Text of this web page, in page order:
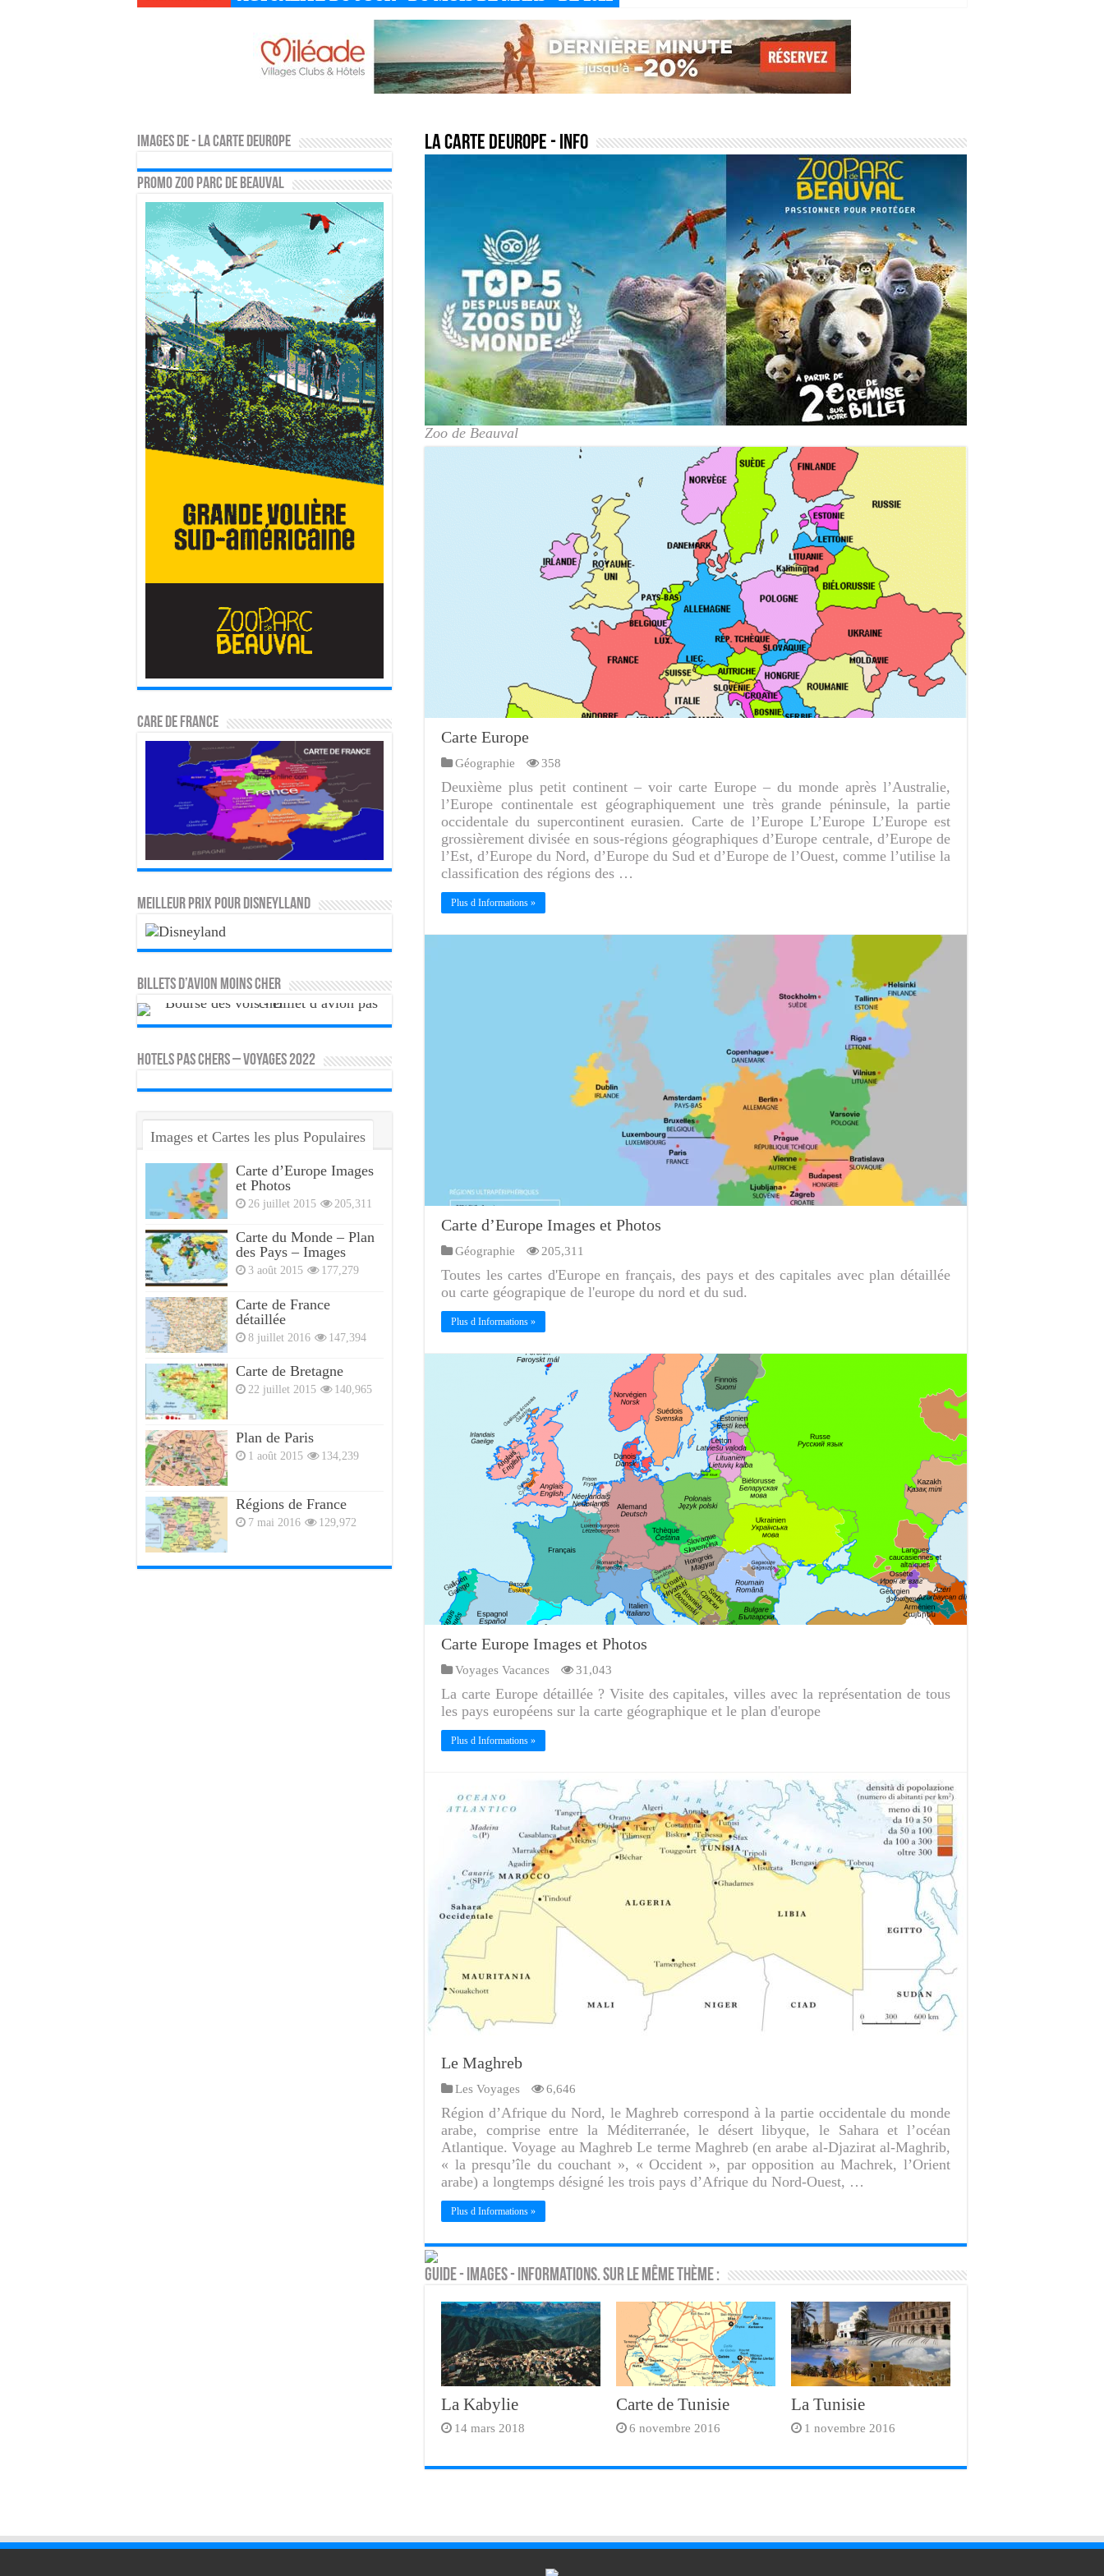
la carte deurope - Info
Zoo de Beauval
Carte Europe
Géographie 358
Deuxième plus petit continent – voir carte Europe – du monde après l’Australie,
l’Europe continentale est géographiquement une très grande péninsule, la partie
occidentale du supercontinent eurasien. Carte de l’Europe L’Europe L’Europe est
grossièrement divisée en sous-régions géographiques d’Europe centrale, d’Europe de
l’Est, d’Europe du Nord, d’Europe du Sud et d’Europe de l’Ouest, comme l’utilise la
classification des régions des …
Plus d Informations »
Carte d’Europe Images et Photos
Géographie 205,311
Toutes les cartes d'Europe en français, des pays et des capitales avec plan détaillée
ou carte géograpique de l'europe du nord et du sud.
Plus d Informations »
Carte Europe Images et Photos
Voyages Vacances 31,043
La carte Europe détaillée ? Visite des capitales, villes avec la représentation de tous
les pays européens sur la carte géographique et le plan d'europe
Plus d Informations »
Le Maghreb
Les Voyages 6,646
Région d’Afrique du Nord, le Maghreb correspond à la partie occidentale du monde
arabe, comprise entre la Méditerranée, le désert libyque, le Sahara et l’océan
Atlantique. Voyage au Maghreb Le terme Maghreb (en arabe al-Djazirat al-Maghrib,
« la presqu’île du couchant », « Occident », par opposition au Machrek, l’Orient
arabe) a longtemps désigné les trois pays d’Afrique du Nord-Ouest, …
Plus d Informations »
Guide - Images - Informations. Sur le même thème :
La Kabylie
14 mars 2018
Carte de Tunisie
6 novembre 2016
La Tunisie
1 novembre 2016
Images de - la carte deurope
PROMO ZOO PARC DE BEAUVAL
CARE DE FRANCE
MEILLEUR PRIX POUR DISNEYLLAND
Billets d’avion moins cher
HOTELS PAS CHERS – VOYAGES 2022
Images et Cartes les plus Populaires
Carte d’Europe Images
et Photos
26 juillet 2015 205,311
Carte du Monde – Plan
des Pays – Images
3 août 2015 177,279
Carte de France
détaillée
8 juillet 2016 147,394
Carte de Bretagne
22 juillet 2015 140,965
Plan de Paris
1 août 2015 134,239
Régions de France
7 mai 2016 129,972